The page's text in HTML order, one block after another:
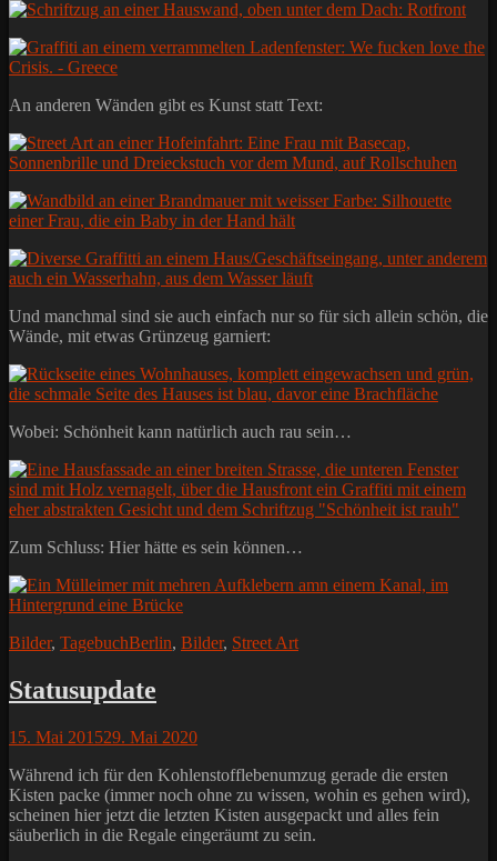
An anderen Wänden gibt es Kunst statt Text:
Und manchmal sind sie auch einfach nur so für sich allein schön, die
Wände, mit etwas Grünzeug garniert:
Wobei: Schönheit kann natürlich auch rau sein…
Zum Schluss: Hier hätte es sein können…
Kategorien
Bilder, TagebuchSchlagworte
Berlin, Bilder, Street Art
Statusupdate
Posted
15. Mai 201529. Mai 2020
Während ich für den Kohlenstofflebenumzug gerade die ersten
Kisten packe (immer noch ohne zu wissen, wohin es gehen wird),
scheinen hier jetzt die letzten Kisten ausgepackt und alles fein
säuberlich in die Regale eingeräumt zu sein.